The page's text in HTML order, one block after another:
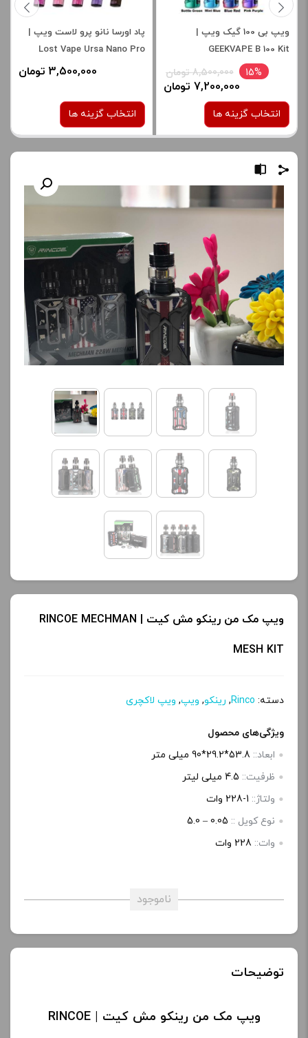
ویپ بی 100 گیک ویپ |
GEEKVAPE B 100 Kit
15% 8,500,000 تومان
7,200,000 تومان
انتخاب گزینه ها
صاف
برای فعال شدن سبد خرید و
نمایش قیمت ، گزینه های
محصول را از کادر بالا انتخاب
کنید.
آخرین بروزرسانی
تمامی قیمت ها بروز
افزودن به سبد خرید
ک
ی
پاد اورسا نانو پرو لاست ویپ |
Lost Vape Ursa Nano Pro
3,500,000 تومان
انتخاب گزینه ها
برای فعال شدن سبد خرید و
نمایش قیمت ، گزینه های
محصول را از کادر بالا انتخاب
کنید.
آخرین بروزرسانی
تمامی قیمت ها بروز
هستند.
+
افزودن به سبد خرید
ی
ویپ مک من رینکو مش کیت | RINCOE MECHMAN
MESH KIT
دسته: Rinco
, رینکو, ویپ, ویپ لاکچری
ویژگی‌های محصول
ابعاد:: 53.8*29.2*90 میلی متر
ظرفیت:: 4.5 میلی لیتر
ولتاژ:: 1-228 وات
نوع کویل :: 0.05 – 5.0
وات:: 228 وات
ناموجود
توضیحات
ویپ مک من رینکو مش کیت | RINCOE